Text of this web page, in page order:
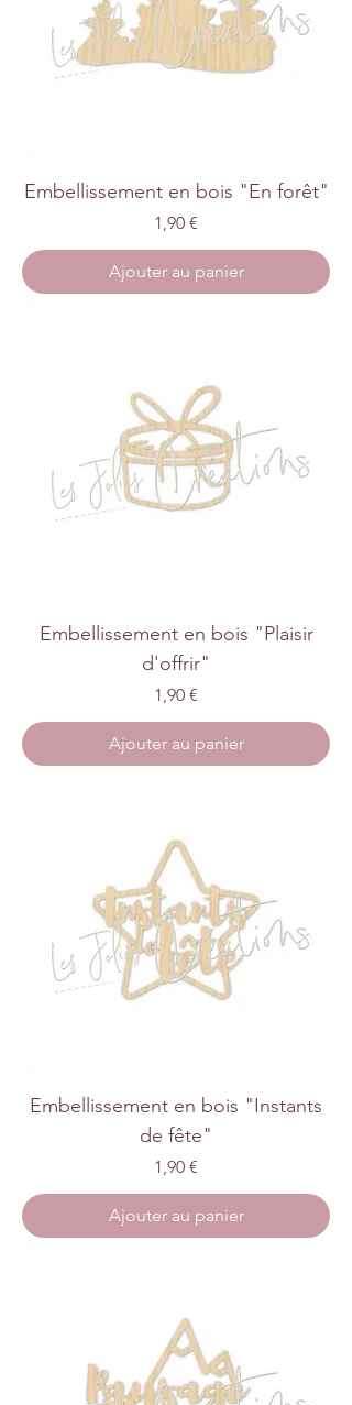
Embellissement en bois "En forêt"
Prix
1,90 €
Ajouter au panier
Embellissement en bois "Plaisir
d'offrir"
Prix
1,90 €
Ajouter au panier
Embellissement en bois "Instants
de fête"
Prix
1,90 €
Ajouter au panier